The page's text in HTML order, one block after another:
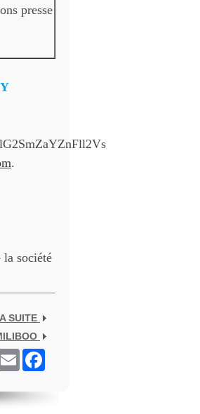
presse
.
la société
SUITE
Email